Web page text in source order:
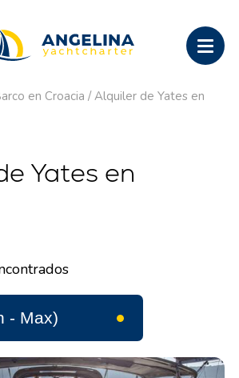
en Croacia / Alquiler de Yates en
Yates en